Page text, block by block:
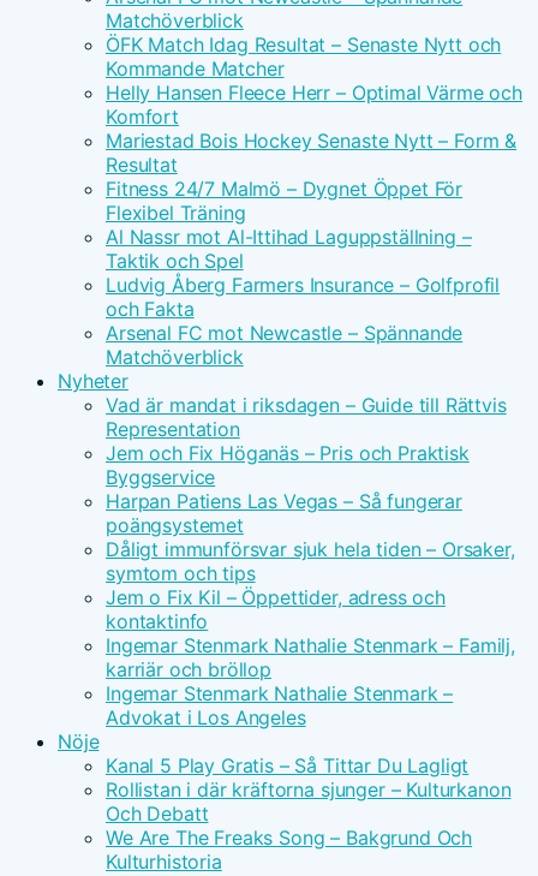
Matchöverblick
ÖFK Match Idag Resultat – Senaste Nytt och
Kommande Matcher
Helly Hansen Fleece Herr – Optimal Värme och
Komfort
Mariestad Bois Hockey Senaste Nytt – Form &
Resultat
Fitness 24/7 Malmö – Dygnet Öppet För
Flexibel Träning
Al Nassr mot Al-Ittihad Laguppställning –
Taktik och Spel
Ludvig Åberg Farmers Insurance – Golfprofil
och Fakta
Arsenal FC mot Newcastle – Spännande
Matchöverblick
Nyheter
Vad är mandat i riksdagen – Guide till Rättvis
Representation
Jem och Fix Höganäs – Pris och Praktisk
Byggservice
Harpan Patiens Las Vegas – Så fungerar
poängsystemet
Dåligt immunförsvar sjuk hela tiden – Orsaker,
symtom och tips
Jem o Fix Kil – Öppettider, adress och
kontaktinfo
Ingemar Stenmark Nathalie Stenmark – Familj,
karriär och bröllop
Ingemar Stenmark Nathalie Stenmark –
Advokat i Los Angeles
Nöje
Kanal 5 Play Gratis – Så Tittar Du Lagligt
Rollistan i där kräftorna sjunger – Kulturkanon
Och Debatt
We Are The Freaks Song – Bakgrund Och
Kulturhistoria